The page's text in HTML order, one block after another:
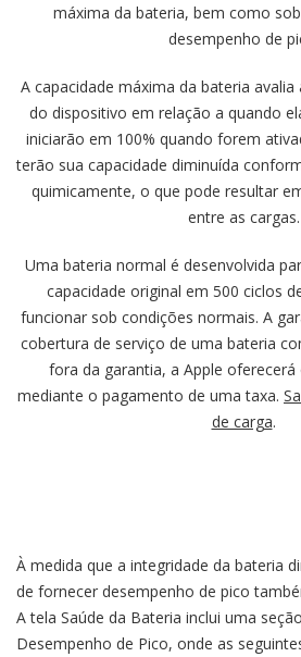
máxima da bateria, bem como
desempenho de
A capacidade máxima da bateria
do dispositivo em relação a quando
iniciarão em 100% quando forem
terão sua capacidade diminuída
quimicamente, o que pode resultar
entre as cargas.
Uma bateria normal é desenvolvida
capacidade original em 500 ciclos
funcionar sob condições normais. A
cobertura de serviço de uma bateria
fora da garantia, a Apple
mediante o pagamento de uma taxa.
de carga.
À medida que a integridade da bateria
de fornecer desempenho de pico
A tela Saúde da Bateria inclui uma
Desempenho de Pico, onde as